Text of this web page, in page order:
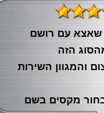
שאצא עם רושם
הזה
והמגוון השירות
מקסים בשם